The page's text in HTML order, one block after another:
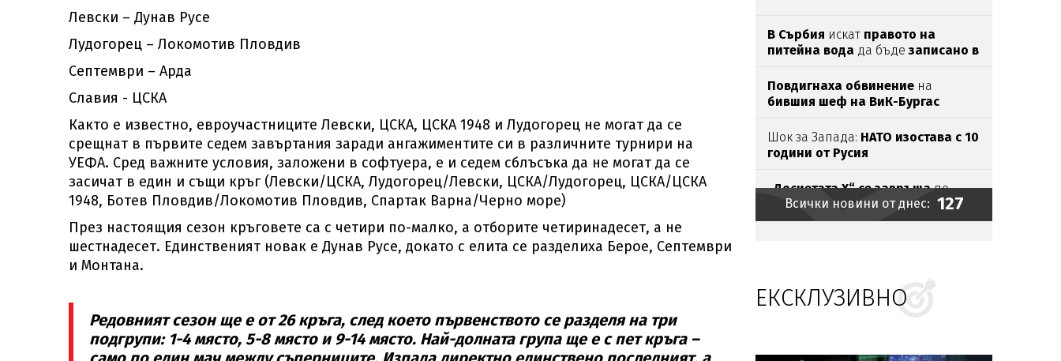
Левски – Дунав Русе
Лудогорец – Локомотив Пловдив
Септември – Арда
Славия - ЦСКА
Както е известно, евроучастниците Левски, ЦСКА, ЦСКА 1948 и Лудогорец не могат да се
срещнат в първите седем завъртания заради ангажиментите си в различните турнири на
УЕФА. Сред важните условия, заложени в софтуера, е и седем сблъсъка да не могат да се
засичат в един и същи кръг (Левски/ЦСКА, Лудогорец/Левски, ЦСКА/Лудогорец, ЦСКА/ЦСКА
1948, Ботев Пловдив/Локомотив Пловдив, Спартак Варна/Черно море)
През настоящия сезон кръговете са с четири по-малко, а отборите четиринадесет, а не
шестнадесет. Единственият новак е Дунав Русе, докато с елита се разделиха Берое, Септември
и Монтана.
Редовният сезон ще е от 26 кръга, след което първенството се разделя на три
подгрупи: 1-4 място, 5-8 място и 9-14 място. Най-долната група ще е с пет кръга –
В Сърбия искат правото на
питейна вода да бъде записано в
Повдигнаха обвинение на
бившия шеф на ВиК-Бургас
Шок за Запада: НАТО изостава с 10
години от Русия
„Досиетата Х“ се завръщапо
кината в по-мрачна истрашна
версия
Карбовски подкара ново БМВ Х6
за 180 000 евро
Всички новини от днес: 127
ЕКСКЛУЗИВНО